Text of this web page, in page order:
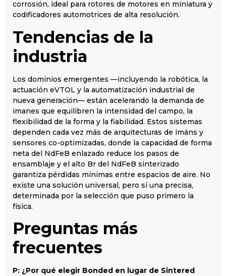
corrosión, ideal para rotores de motores en miniatura y
codificadores automotrices de alta resolución.
Tendencias de la
industria
Los dominios emergentes —incluyendo la robótica, la
actuación eVTOL y la automatización industrial de
nueva generación— están acelerando la demanda de
imanes que equilibren la intensidad del campo, la
flexibilidad de la forma y la fiabilidad. Estos sistemas
dependen cada vez más de arquitecturas de imáns y
sensores co-optimizadas, donde la capacidad de forma
neta del NdFeB enlazado reduce los pasos de
ensamblaje y el alto Br del NdFeB sinterizado
garantiza pérdidas mínimas entre espacios de aire. No
existe una solución universal, pero sí una precisa,
determinada por la selección que puso primero la
física.
Preguntas más
frecuentes
P: ¿Por qué elegir Bonded en lugar de Sintered